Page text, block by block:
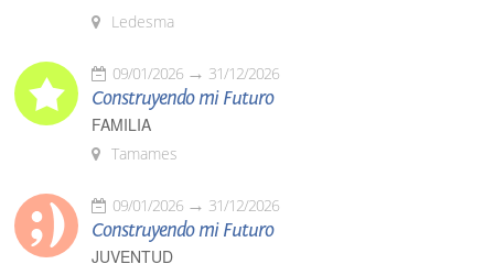
Ledesma
09/01/2026 31/12/2026
Construyendo mi Futuro
FAMILIA
Tamames
09/01/2026 31/12/2026
Construyendo mi Futuro
JUVENTUD